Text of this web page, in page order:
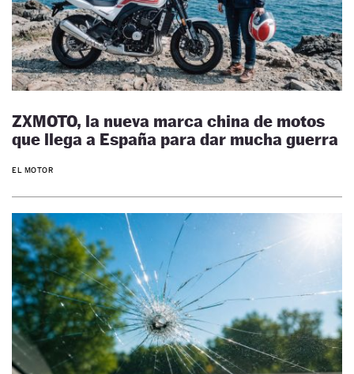
ZXMOTO, la nueva marca china de motos
que llega a España para dar mucha guerra
EL MOTOR